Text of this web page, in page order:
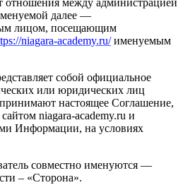
отношения между администрацией
далее —
лицом, посещающим
niagara-academy.ru/именуемым
собой официальное
или юридических лиц
настоящее Соглашение,
niagara-academy.ru и
Информации, на условиях
совместно именуются —
– «Сторона».